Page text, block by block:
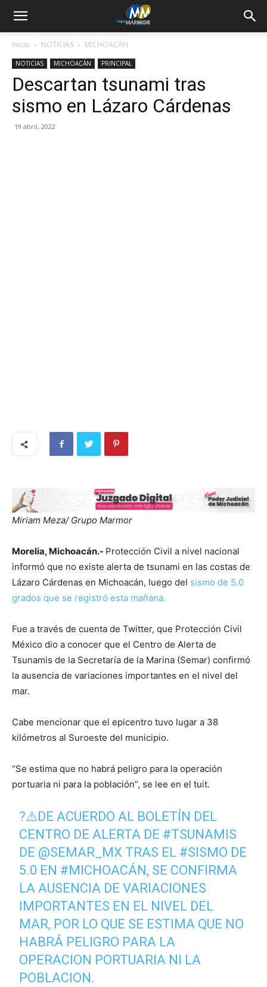
Inicio NOTICIAS MICHOACÁN
NOTICIAS MICHOACÁN PRINCIPAL
Descartan tsunami tras
sismo en Lázaro Cárdenas
19 abril, 2022
Miriam Meza/ Grupo Marmor
Morelia, Michoacán.- Protección Civil a nivel nacional
informó que no existe alerta de tsunami en las costas de
Lázaro Cárdenas en Michoacán, luego del sismo de 5.0
grados que se registró esta mañana.
Fue a través de cuenta de Twitter, que Protección Civil
México dio a conocer que el Centro de Alerta de
Tsunamis de la Secretaría de la Marina (Semar) confirmó
la ausencia de variaciones importantes en el nivel del
mar.
Cabe mencionar que el epicentro tuvo lugar a 38
kilómetros al Suroeste del municipio.
“Se estima que no habrá peligro para la operación
portuaria ni para la población”, se lee en el tuit.
?⚠️DE ACUERDO AL BOLETÍN DEL
CENTRO DE ALERTA DE #TSUNAMIS
DE @SEMAR_MX TRAS EL #SISMO DE
5.0 EN #MICHOACÁN, SE CONFIRMA
LA AUSENCIA DE VARIACIONES
IMPORTANTES EN EL NIVEL DEL
MAR, POR LO QUE SE ESTIMA QUE NO
HABRÁ PELIGRO PARA LA
OPERACION PORTUARIA NI LA
POBLACION.